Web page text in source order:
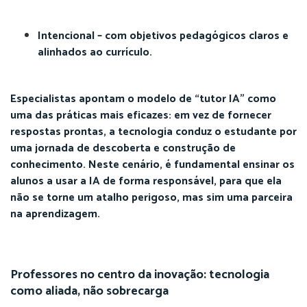
Intencional – com objetivos pedagógicos claros e
alinhados ao currículo.
Especialistas apontam o modelo de “tutor IA” como
uma das práticas mais eficazes: em vez de fornecer
respostas prontas, a tecnologia conduz o estudante por
uma jornada de descoberta e construção de
conhecimento. Neste cenário, é fundamental ensinar os
alunos a usar a IA de forma responsável, para que ela
não se torne um atalho perigoso, mas sim uma parceira
na aprendizagem.
Professores no centro da inovação: tecnologia
como aliada, não sobrecarga